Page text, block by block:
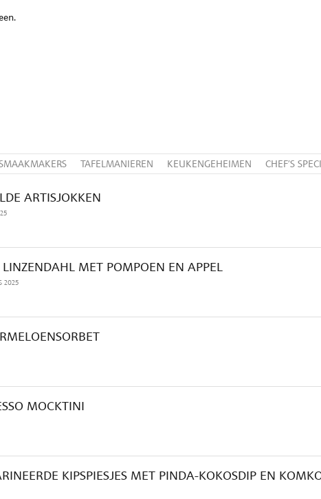
TAFELMANIEREN KEUKENGEHEIMEN CHEF’S
ARTISJOKKEN
LINZENDAHL MET POMPOEN EN APPEL
2025
MOCKTINI
KIPSPIESJES MET PINDA-KOKOSDIP EN